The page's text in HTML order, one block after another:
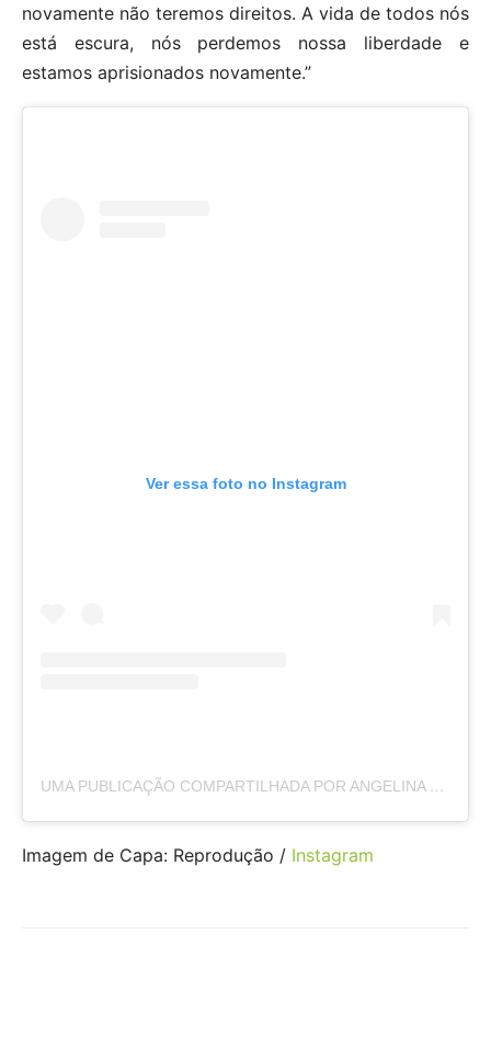
novamente não teremos direitos. A vida de todos nós
está escura, nós perdemos nossa liberdade e
estamos aprisionados novamente.”
Ver essa foto no Instagram
UMA PUBLICAÇÃO COMPARTILHADA POR ANGELINA JOLIE (@ANGELINAJOLIE)
Imagem de Capa: Reprodução / Instagram